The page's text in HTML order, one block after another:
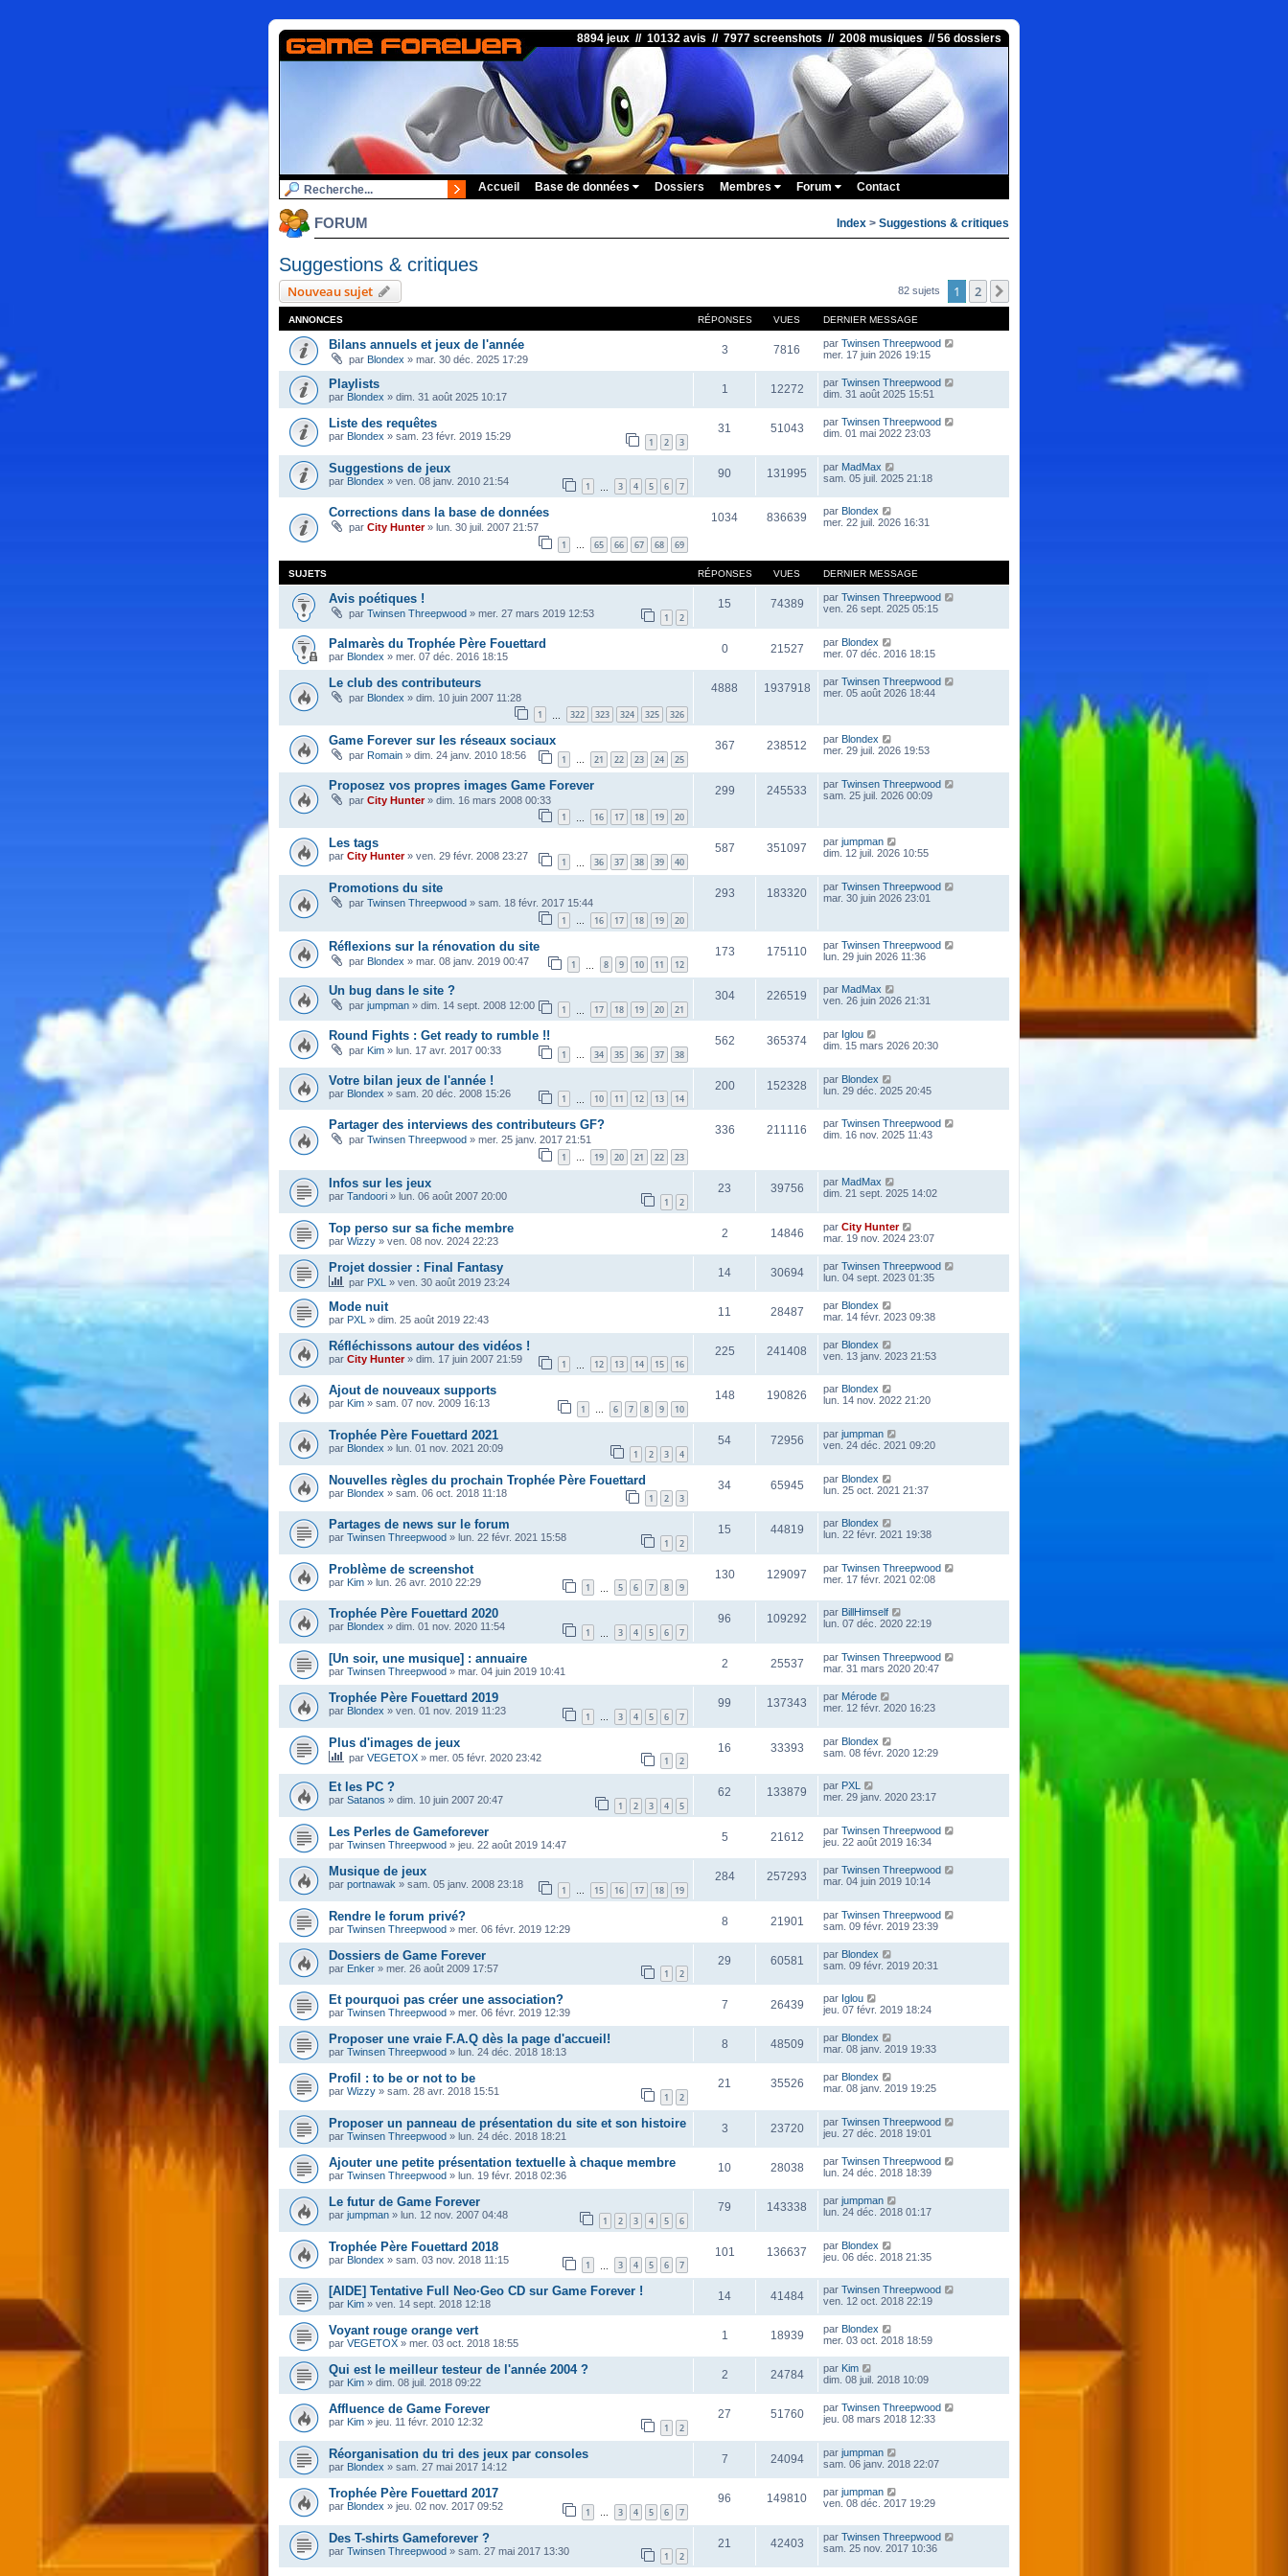
8894 jeux // 10132 avis // 7977 screenshots // 2008 musiques // 56 dossiers
Accueil Base de données Dossiers Membres Forum Contact
FORUM Index > Suggestions & critiques
Suggestions & critiques
Nouveau sujet 82 sujets 1 2
ANNONCES RÉPONSES VUES DERNIER MESSAGE
Bilans annuels et jeux de l'année
par Blondex » mar. 30 déc. 2025 17:29
3 7816 par Twinsen Threepwood
mer. 17 juin 2026 19:15
Playlists
par Blondex » dim. 31 août 2025 10:17
1 12272 par Twinsen Threepwood
dim. 31 août 2025 15:51
Liste des requêtes
par Blondex » sam. 23 févr. 2019 15:29 1 2 3
31 51043 par Twinsen Threepwood
dim. 01 mai 2022 23:03
Suggestions de jeux
par Blondex » ven. 08 janv. 2010 21:54 1 3 4 5 6 7
90 131995 par MadMax
sam. 05 juil. 2025 21:18
Corrections dans la base de données
par City Hunter» lun. 30 juil. 2007 21:57
1 … 65 66 67 68 69
1034 836639 par Blondex
mer. 22 juil. 2026 16:31
SUJETS RÉPONSES VUES DERNIER MESSAGE
Avis poétiques !
par Twinsen Threepwood » mer. 27 mars 2019 12:53 1 2
15 74389 par Twinsen Threepwood
ven. 26 sept. 2025 05:15
Palmarès du Trophée Père Fouettard
par Blondex » mer. 07 déc. 2016 18:15
0 21527 par Blondex
mer. 07 déc. 2016 18:15
Le club des contributeurs
par Blondex » dim. 10 juin 2007 11:28
1 322 323 324 325 326
4888 1937918 par Twinsen Threepwood
mer. 05 août 2026 18:44
Game Forever sur les réseaux sociaux
par Romain » dim. 24 janv. 2010 18:56 1 … 21 22 23 24 25
367 238512 par Blondex
mer. 29 juil. 2026 19:53
Proposez vos propres images Game Forever
par City Hunter» dim. 16 mars 2008 00:33
1 16 17 18 19 20
299 245533 par Twinsen Threepwood
sam. 25 juil. 2026 00:09
Les tags
par City Hunter» ven. 29 févr. 2008 23:27 1 36 37 38 39 40
587 351097 par jumpman
dim. 12 juil. 2026 10:55
Promotions du site
par Twinsen Threepwood » sam. 18 févr. 2017 15:44
1 … 16 17 18 19 20
293 183320 par Twinsen Threepwood
mar. 30 juin 2026 23:01
Réflexions sur la rénovation du site
par Blondex » mar. 08 janv. 2019 00:47 1 8 9 10 11 12
173 175110 par Twinsen Threepwood
lun. 29 juin 2026 11:36
Un bug dans le site ?
par jumpman » dim. 14 sept. 2008 12:00 1 17 18 19 20 21
304 226519 par MadMax
ven. 26 juin 2026 21:31
Round Fights : Get ready to rumble !!
par Kim » lun. 17 avr. 2017 00:33 1 … 34 35 36 37 38
562 365374 par Iglou
dim. 15 mars 2026 20:30
Votre bilan jeux de l'année !
par Blondex » sam. 20 déc. 2008 15:26 1 10 11 12 13 14
200 152328 par Blondex
lun. 29 déc. 2025 20:45
Partager des interviews des contributeurs GF?
par Twinsen Threepwood » mer. 25 janv. 2017 21:51
1 … 19 20 21 22 23
336 211116 par Twinsen Threepwood
dim. 16 nov. 2025 11:43
Infos sur les jeux
par Tandoori » lun. 06 août 2007 20:00 1 2
23 39756 par MadMax
dim. 21 sept. 2025 14:02
Top perso sur sa fiche membre
par Wizzy » ven. 08 nov. 2024 22:23
2 14846 par City Hunter
mar. 19 nov. 2024 23:07
Projet dossier : Final Fantasy
par PXL » ven. 30 août 2019 23:24
14 30694 par Twinsen Threepwood
lun. 04 sept. 2023 01:35
Mode nuit
par PXL » dim. 25 août 2019 22:43
11 28487 par Blondex
mar. 14 févr. 2023 09:38
Réfléchissons autour des vidéos !
par City Hunter» dim. 17 juin 2007 21:59 1 12 13 14 15 16
225 241408 par Blondex
ven. 13 janv. 2023 21:53
Ajout de nouveaux supports
par Kim » sam. 07 nov. 2009 16:13 1 … 6 7 8 9 10
148 190826 par Blondex
lun. 14 nov. 2022 21:20
Trophée Père Fouettard 2021
par Blondex » lun. 01 nov. 2021 20:09 1 2 3 4
54 72956 par jumpman
ven. 24 déc. 2021 09:20
Nouvelles règles du prochain Trophée Père Fouettard
par Blondex » sam. 06 oct. 2018 11:18 1 2 3
34 65945 par Blondex
lun. 25 oct. 2021 21:37
Partages de news sur le forum
par Twinsen Threepwood » lun. 22 févr. 2021 15:58 1 2
15 44819 par Blondex
lun. 22 févr. 2021 19:38
Problème de screenshot
par Kim » lun. 26 avr. 2010 22:29 1 5 6 7 8 9
130 129097 par Twinsen Threepwood
mer. 17 févr. 2021 02:08
Trophée Père Fouettard 2020
par Blondex » dim. 01 nov. 2020 11:54 1 3 4 5 6 7
96 109292 par BillHimself
lun. 07 déc. 2020 22:19
[Un soir, une musique] : annuaire
par Twinsen Threepwood » mar. 04 juin 2019 10:41
2 25537 par Twinsen Threepwood
mar. 31 mars 2020 20:47
Trophée Père Fouettard 2019
par Blondex » ven. 01 nov. 2019 11:23 1 … 3 4 5 6 7
99 137343 par Mérode
mer. 12 févr. 2020 16:23
Plus d'images de jeux
par VEGETOX » mer. 05 févr. 2020 23:42 1 2
16 33393 par Blondex
sam. 08 févr. 2020 12:29
Et les PC ?
par Satanos » dim. 10 juin 2007 20:47 1 2 3 4 5
62 133879 par PXL
mer. 29 janv. 2020 23:17
Les Perles de Gameforever
par Twinsen Threepwood » jeu. 22 août 2019 14:47
5 21612 par Twinsen Threepwood
jeu. 22 août 2019 16:34
Musique de jeux
par portnawak » sam. 05 janv. 2008 23:18 1 … 15 16 17 18 19
284 257293 par Twinsen Threepwood
mar. 04 juin 2019 10:14
Rendre le forum privé?
par Twinsen Threepwood » mer. 06 févr. 2019 12:29
8 21901 par Twinsen Threepwood
sam. 09 févr. 2019 23:39
Dossiers de Game Forever
par Enker » mer. 26 août 2009 17:57 1 2
29 60581 par Blondex
sam. 09 févr. 2019 20:31
Et pourquoi pas créer une association?
par Twinsen Threepwood » mer. 06 févr. 2019 12:39
7 26439 par Iglou
jeu. 07 févr. 2019 18:24
Proposer une vraie F.A.Q dès la page d'accueil!
par Twinsen Threepwood » lun. 24 déc. 2018 18:13
8 48509 par Blondex
mar. 08 janv. 2019 19:33
Profil : to be or not to be
par Wizzy » sam. 28 avr. 2018 15:51 1 2
21 35526 par Blondex
mar. 08 janv. 2019 19:25
Proposer un panneau de présentation du site et son histoire
par Twinsen Threepwood » lun. 24 déc. 2018 18:21
3 23720 par Twinsen Threepwood
jeu. 27 déc. 2018 19:01
Ajouter une petite présentation textuelle à chaque membre
par Twinsen Threepwood » lun. 19 févr. 2018 02:36
10 28038 par Twinsen Threepwood
lun. 24 déc. 2018 18:39
Le futur de Game Forever
par jumpman » lun. 12 nov. 2007 04:48 1 2 3 4 5 6
79 143338 par jumpman
lun. 24 déc. 2018 01:17
Trophée Père Fouettard 2018
par Blondex » sam. 03 nov. 2018 11:15 1 3 4 5 6 7
101 136637 par Blondex
jeu. 06 déc. 2018 21:35
[AIDE] Tentative Full Neo·Geo CD sur Game Forever !
par Kim » ven. 14 sept. 2018 12:18
14 41484 par Twinsen Threepwood
ven. 12 oct. 2018 22:19
Voyant rouge orange vert
par VEGETOX » mer. 03 oct. 2018 18:55
1 18939 par Blondex
mer. 03 oct. 2018 18:59
Qui est le meilleur testeur de l'année 2004 ?
par Kim » dim. 08 juil. 2018 09:22
2 24784 par Kim
dim. 08 juil. 2018 10:09
Affluence de Game Forever
par Kim » jeu. 11 févr. 2010 12:32 1 2
27 51760 par Twinsen Threepwood
jeu. 08 mars 2018 12:33
Réorganisation du tri des jeux par consoles
par Blondex » sam. 27 mai 2017 14:12
7 24094 par jumpman
sam. 06 janv. 2018 22:07
Trophée Père Fouettard 2017
par Blondex » jeu. 02 nov. 2017 09:52 1 3 4 5 6 7
96 149810 par jumpman
ven. 08 déc. 2017 19:29
Des T-shirts Gameforever ?
par Twinsen Threepwood » sam. 27 mai 2017 13:30 1 2
21 42403 par Twinsen Threepwood
sam. 25 nov. 2017 10:36